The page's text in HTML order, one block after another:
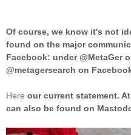
Of course, we know it's not
found on the major
Facebook: under @MetaGer
@metagersearch on
Here our current statement. At
can also be found on